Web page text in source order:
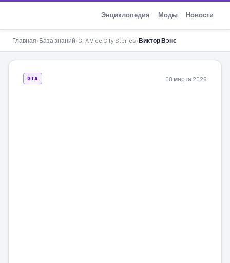
Энциклопедия Моды Новости
Главная›База знаний›GTA Vice City Stories›Виктор Вэнс
GTA 08 марта 2026